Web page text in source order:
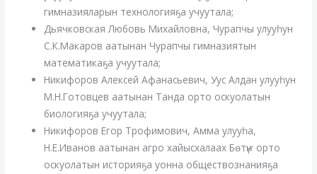
гимназияларын технологияҕа учуутала;
Дьячковская Любовь Михайловна, Чурапчы улууһун
С.К.Макаров аатынан Чурапчы гимназиятын
математикаҕа учуутала;
Никифоров Алексей Афанасьевич, Уус Алдан улууһун
М.Н.Готовцев аатынан Танда орто оскуолатын
биологияҕа учуутала;
Никифоров Егор Трофимович, Амма улууһа,
Н.Е.Иванов аатынан агро хайысхалаах Бөтүҥ орто
оскуолатын историяҕа уонна обществознанияҕа